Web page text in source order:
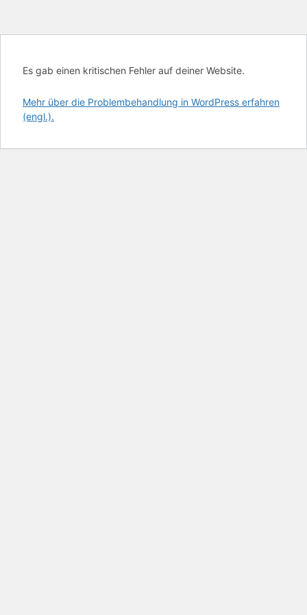
Es gab einen kritischen Fehler auf deiner Website.
Mehr über die Problembehandlung in WordPress erfahren
(engl.).